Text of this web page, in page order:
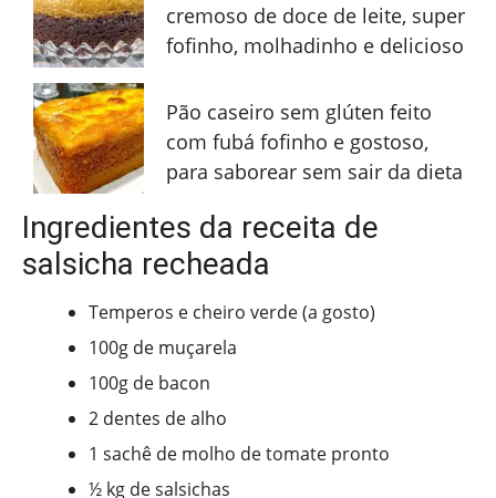
cremoso de doce de leite, super
fofinho, molhadinho e delicioso
Pão caseiro sem glúten feito
com fubá fofinho e gostoso,
para saborear sem sair da dieta
Ingredientes da receita de
salsicha recheada
Temperos e cheiro verde (a gosto)
100g de muçarela
100g de bacon
2 dentes de alho
1 sachê de molho de tomate pronto
½ kg de salsichas